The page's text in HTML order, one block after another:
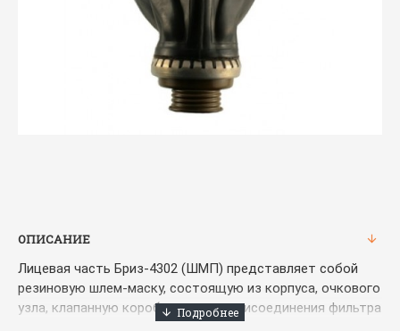
ОПИСАНИЕ
Лицевая часть Бриз-4302 (ШМП) представляет собой
резиновую шлем-маску, состоящую из корпуса, очкового
узла, клапанную коробку с узлом присоединения фильтра